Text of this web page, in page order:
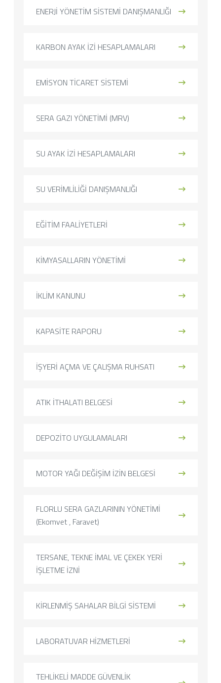
ENERJİ YÖNETİM SİSTEMİ DANIŞMANLIĞI
KARBON AYAK İZİ HESAPLAMALARI
EMİSYON TİCARET SİSTEMİ
SERA GAZI YÖNETİMİ (MRV)
SU AYAK İZİ HESAPLAMALARI
SU VERİMLİLİĞİ DANIŞMANLIĞI
EĞİTİM FAALİYETLERİ
KİMYASALLARIN YÖNETİMİ
İKLİM KANUNU
KAPASİTE RAPORU
İŞYERİ AÇMA VE ÇALIŞMA RUHSATI
ATIK İTHALATI BELGESİ
DEPOZİTO UYGULAMALARI
MOTOR YAĞI DEĞİŞİM İZİN BELGESİ
FLORLU SERA GAZLARININ YÖNETİMİ
(Ekomvet , Faravet)
TERSANE, TEKNE İMAL VE ÇEKEK YERİ
İŞLETME İZNİ
KİRLENMİŞ SAHALAR BİLGİ SİSTEMİ
LABORATUVAR HİZMETLERİ
TEHLİKELİ MADDE GÜVENLİK